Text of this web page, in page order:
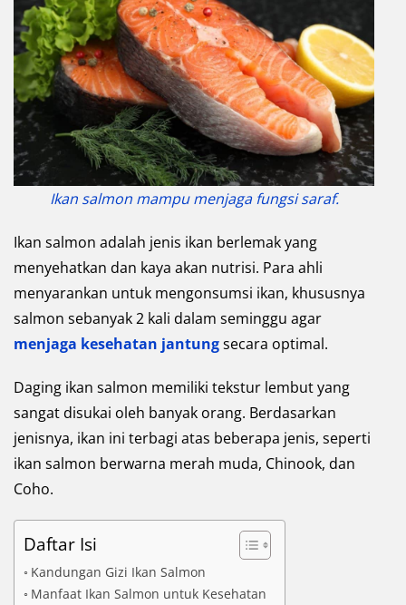
Ikan salmon mampu menjaga fungsi saraf.
Ikan salmon adalah jenis ikan berlemak yang
menyehatkan dan kaya akan nutrisi. Para ahli
menyarankan untuk mengonsumsi ikan, khususnya
salmon sebanyak 2 kali dalam seminggu agar
menjaga kesehatan jantungsecara optimal.
Daging ikan salmon memiliki tekstur lembut yang
sangat disukai oleh banyak orang. Berdasarkan
jenisnya, ikan ini terbagi atas beberapa jenis, seperti
ikan salmon berwarna merah muda, Chinook, dan
Coho.
Daftar Isi
Kandungan Gizi Ikan Salmon
Manfaat Ikan Salmon untuk Kesehatan